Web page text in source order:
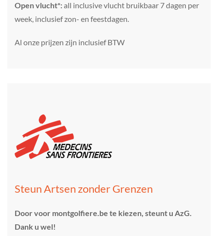
Open vlucht*:all inclusive vlucht bruikbaar 7 dagen per
week, inclusief zon- en feestdagen.
Al onze prijzen zijn inclusief BTW
Steun Artsen zonder Grenzen
Door voor montgolfiere.be te kiezen, steunt u AzG.
Dank u wel!